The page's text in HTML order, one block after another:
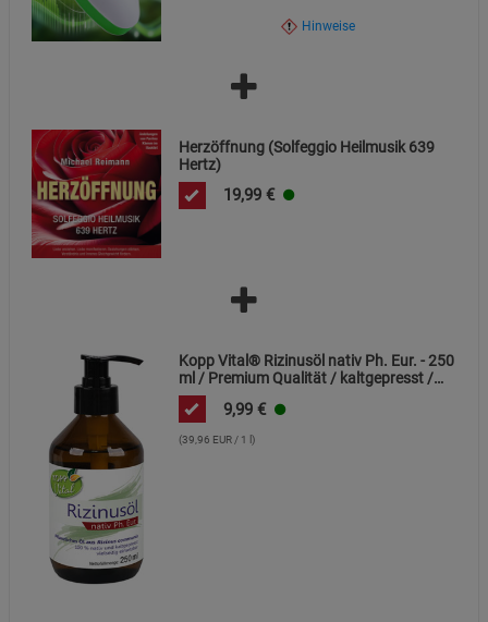
geltenden EU-Richtlinien für elektrische Betriebsmittel.
Hinweise
Herzöffnung (Solfeggio Heilmusik 639
Hertz)
19,99 €
Kopp Vital® Rizinusöl nativ Ph. Eur. - 250
ml / Premium Qualität / kaltgepresst /
frei von Alkaloiden
9,99 €
(39,96 EUR / 1 l)